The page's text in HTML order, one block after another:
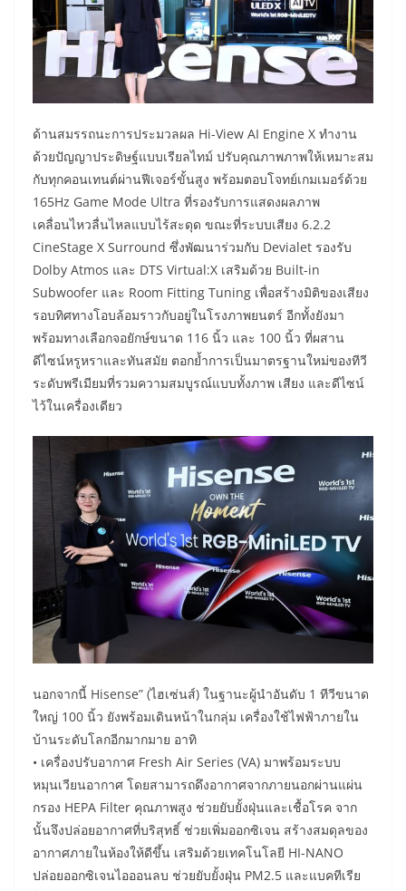
ด้านสมรรถนะการประมวลผล Hi-View AI Engine X ทำงาน
ด้วยปัญญาประดิษฐ์แบบเรียลไทม์ ปรับคุณภาพภาพให้เหมาะสม
กับทุกคอนเทนต์ผ่านฟีเจอร์ขั้นสูง พร้อมตอบโจทย์เกมเมอร์ด้วย
165Hz Game Mode Ultra ที่รองรับการแสดงผลภาพ
เคลื่อนไหวลื่นไหลแบบไร้สะดุด ขณะที่ระบบเสียง 6.2.2
CineStage X Surround ซึ่งพัฒนาร่วมกับ Devialet รองรับ
Dolby Atmos และ DTS Virtual:X เสริมด้วย Built-in
Subwoofer และ Room Fitting Tuning เพื่อสร้างมิติของเสียง
รอบทิศทางโอบล้อมราวกับอยู่ในโรงภาพยนตร์ อีกทั้งยังมา
พร้อมทางเลือกจอยักษ์ขนาด 116 นิ้ว และ 100 นิ้ว ที่ผสาน
ดีไซน์หรูหราและทันสมัย ตอกย้ำการเป็นมาตรฐานใหม่ของทีวี
ระดับพรีเมียมที่รวมความสมบูรณ์แบบทั้งภาพ เสียง และดีไซน์
ไว้ในเครื่องเดียว
นอกจากนี้ Hisense” (ไฮเซ่นส์) ในฐานะผู้นำอันดับ 1 ทีวีขนาด
ใหญ่ 100 นิ้ว ยังพร้อมเดินหน้าในกลุ่ม เครื่องใช้ไฟฟ้าภายใน
บ้านระดับโลกอีกมากมาย อาทิ
• เครื่องปรับอากาศ Fresh Air Series (VA) มาพร้อมระบบ
หมุนเวียนอากาศ โดยสามารถดึงอากาศจากภายนอกผ่านแผ่น
กรอง HEPA Filter คุณภาพสูง ช่วยยับยั้งฝุ่นและเชื้อโรค จาก
นั้นจึงปล่อยอากาศที่บริสุทธิ์ ช่วยเพิ่มออกซิเจน สร้างสมดุลของ
อากาศภายในห้องให้ดีขึ้น เสริมด้วยเทคโนโลยี HI-NANO
ปล่อยออกซิเจนไอออนลบ ช่วยยับยั้งฝุ่น PM2.5 และแบคทีเรีย